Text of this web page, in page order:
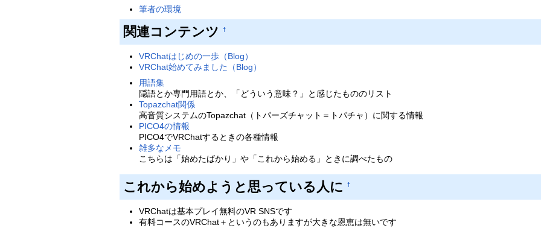
筆者の環境
関連コンテンツ†
VRChatはじめの一歩（Blog）
VRChat始めてみました（Blog）
用語集
隠語とか専門用語とか、「どういう意味？」と感じたもののリスト
Topazchat関係
高音質システムのTopazchat（トパーズチャット＝トパチャ）に関する情報
PICO4の情報
PICO4でVRChatするときの各種情報
雑多なメモ
こちらは「始めたばかり」や「これから始める」ときに調べたもの
これから始めようと思っている人に†
VRChatは基本プレイ無料のVR SNSです
有料コースのVRChat＋というのもありますが大きな恩恵は無いです